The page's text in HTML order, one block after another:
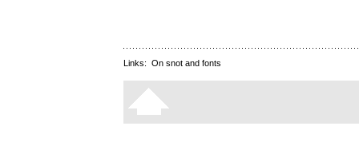
Links: On snot and fonts